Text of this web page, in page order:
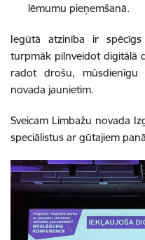
lēmumu pieņemšanā.
Iegūtā atzinība ir
turpmāk pilnveidot digitālā
radot drošu, mūsdienīgu
novada jaunietim.
Sveicam Limbažu novada
speciālistus ar gūtajiem